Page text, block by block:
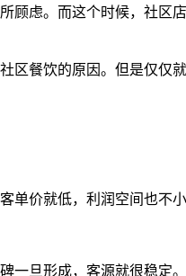
顾虑。而这个时候，社区
区餐饮的原因。但是仅仅
单价就低，利润空间也不小
一旦形成，客源就很稳定